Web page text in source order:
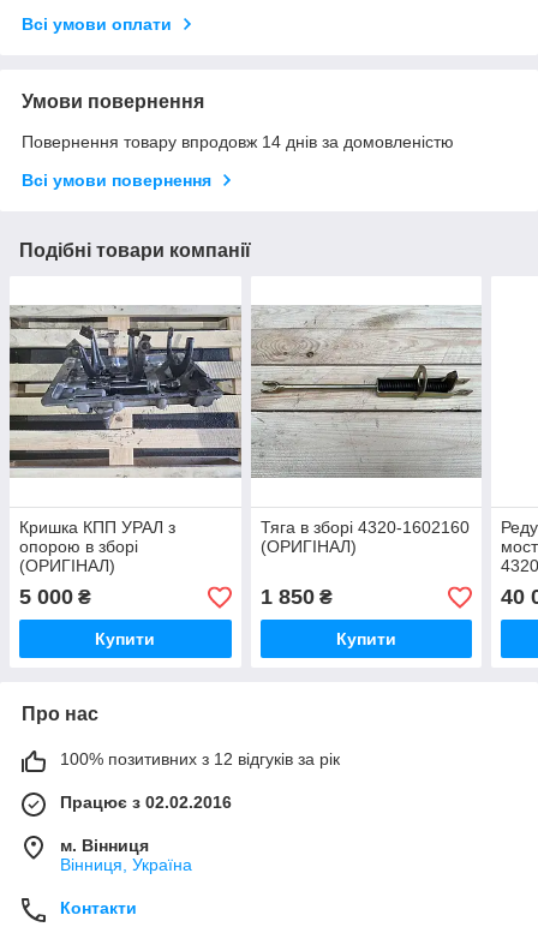
Всі умови оплати
Умови повернення
Повернення товару впродовж 14 днів за домовленістю
Всі умови повернення
Подібні товари компанії
Кришка КПП УРАЛ з
опорою в зборі
(ОРИГІНАЛ)
5 000 ₴
Купити
Тяга в зборі 4320-1602160
(ОРИГІНАЛ)
1 850₴
Купити
40
Про нас
100% позитивних з 12 відгуків за рік
Працює з 02.02.2016
м. Вінниця
Вінниця, Україна
Контакти